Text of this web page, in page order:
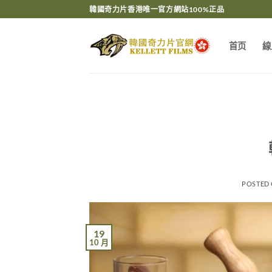
to
韓國奇力片香港唯一官方網站100%正品
首页
19
10 月